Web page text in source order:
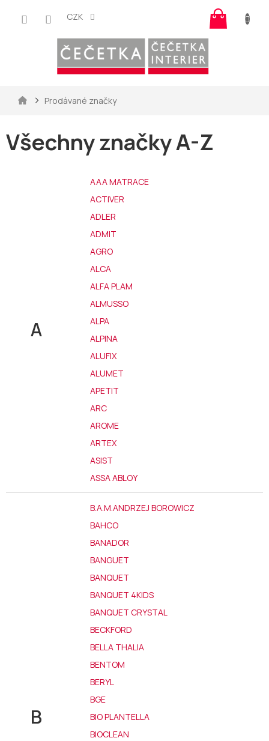
CZK
košík
DomůProdávané značky
Všechny značky A-Z
A
AAA MATRACE
ACTIVER
ADLER
ADMIT
AGRO
ALCA
ALFA PLAM
ALMUSSO
ALPA
ALPINA
ALUFIX
ALUMET
APETIT
ARC
AROME
ARTEX
ASIST
ASSA ABLOY
B
B.A.M.ANDRZEJ BOROWICZ
BAHCO
BANADOR
BANGUET
BANQUET
BANQUET 4KIDS
BANQUET CRYSTAL
BECKFORD
BELLA THALIA
BENTOM
BERYL
BGE
BIO PLANTELLA
BIOCLEAN